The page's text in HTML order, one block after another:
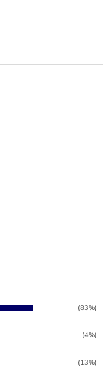
(83%)
(4%)
(13%)